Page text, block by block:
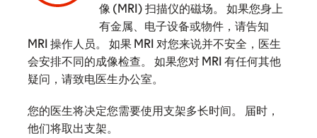
像 (MRI) 扫描仪的磁场。 如果您身上
有金属、电子设备或物件，请告知
MRI 操作人员。 如果 MRI 对您来说并不安全，医生
会安排不同的成像检查。 如果您对 MRI 有任何其他
疑问，请致电医生办公室。
您的医生将决定您需要使用支架多长时间。 届时，
他们将取出支架。